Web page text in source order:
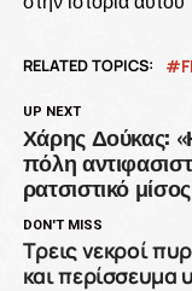
RELATED TOPICS:
UP NEXT
Χάρης Δούκας:
πόλη
ρατσιστικό
DON'T MISS
Τρεις νεκροί
και περίσσευμα